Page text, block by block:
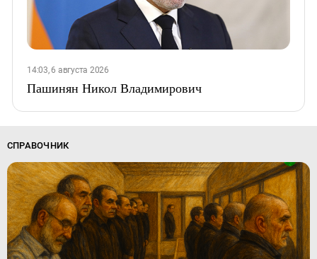
14:03, 6 августа 2026
Пашинян Никол Владимирович
СПРАВОЧНИК